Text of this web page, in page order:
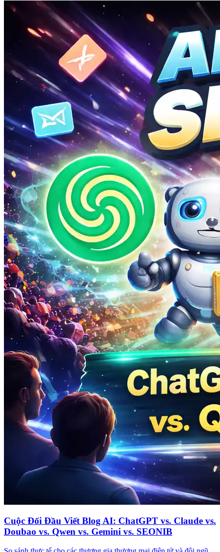
Cuộc Đối Đầu Viết Blog AI: ChatGPT vs. Claude vs.
Doubao vs. Qwen vs. Gemini vs. SEONIB